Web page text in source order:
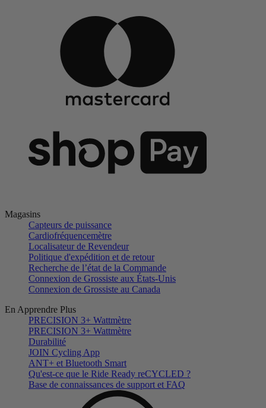
Magasins
Capteurs de puissance
Cardiofréquencemètre
Localisateur de Revendeur
Politique d'expédition et de retour
Recherche de l’état de la Commande
Connexion de Grossiste aux États-Unis
Connexion de Grossiste au Canada
En Apprendre Plus
PRECISION 3+ Wattmètre
PRECISION 3+ Wattmètre
Durabilité
JOIN Cycling App
ANT+ et Bluetooth Smart
Qu'est-ce que le Ride Ready reCYCLED ?
Base de connaissances de support et FAQ